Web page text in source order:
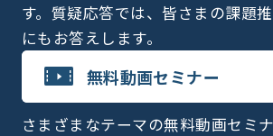
す。質疑応答では、皆さまの課題
にもお答えします。
無料動画セミナー
さまざまなテーマの無料動画セミ